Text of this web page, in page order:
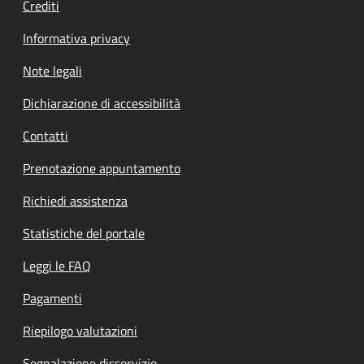
Crediti
Informativa privacy
Note legali
Dichiarazione di accessibilità
Contatti
Prenotazione appuntamento
Richiedi assistenza
Statistiche del portale
Leggi le FAQ
Pagamenti
Riepilogo valutazioni